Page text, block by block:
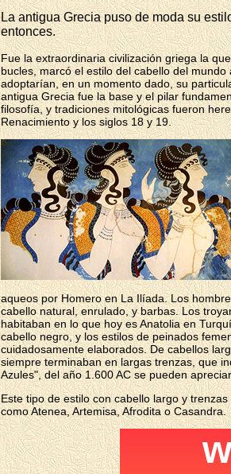
La antigua Grecia puso de moda su
entonces.
Fue la extraordinaria civilización griega la
bucles, marcó el estilo del cabello del
adoptarían, en un momento dado, su
antigua Grecia fue la base y el pilar
filosofía, y tradiciones mitológicas fueron
Renacimiento y los siglos 18 y 19.
aqueos por Homero en La Ilíada. Los
cabello natural, enrulado, y barbas. Los
habitaban en lo que hoy es Anatolia en
cabello negro, y los estilos de peinados
cuidadosamente elaborados. De cabellos
siempre terminaban en largas trenzas, que
Azules", del año 1.600 AC se pueden
Este tipo de estilo con cabello largo y
como Atenea, Artemisa, Afrodita o Casandra.